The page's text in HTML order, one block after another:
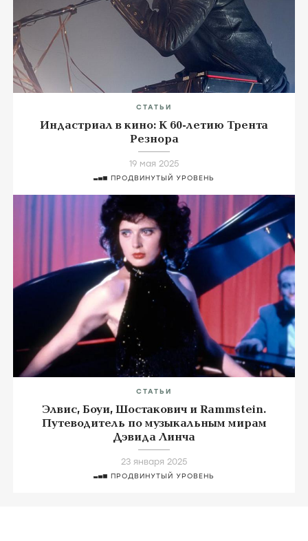
СТАТЬИ
Индастриал в кино: К 60-летию Трента
Резнора
19 мая 2025
ПРОДВИНУТЫЙ УРОВЕНЬ
СТАТЬИ
Элвис, Боуи, Шостакович и Rammstein.
Путеводитель по музыкальным мирам
Дэвида Линча
23 января 2025
ПРОДВИНУТЫЙ УРОВЕНЬ